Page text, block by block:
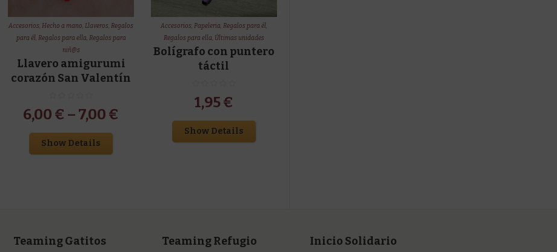
Accesorios,Hecho a mano,Llaveros,Regalos
para él, Regalos para ella, Regalos para
niñ@s
Llavero amigurumi
corazón San Valentín
6,00 € – 7,00 €
Show Details
Accesorios, Papeleria, Regalos para él,
Regalos para ella, Últimas unidades
Bolígrafo con puntero
táctil
1,95€
Show Details
Teaming Gatitos Teaming Refugio Inicio Solidario